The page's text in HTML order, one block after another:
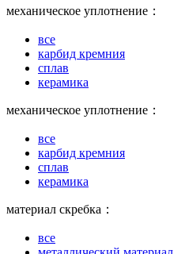
механическое уплотнение：
все
карбид кремния
сплав
керамика
механическое уплотнение：
все
карбид кремния
сплав
керамика
материал скребка：
все